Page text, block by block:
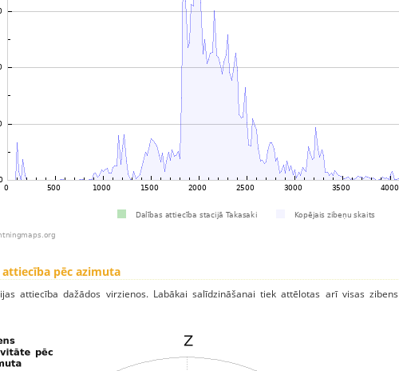
attiecība pēc azimuta
attiecība dažādos virzienos. Labākai salīdzināšanai tiek attēlotas arī visas zibens